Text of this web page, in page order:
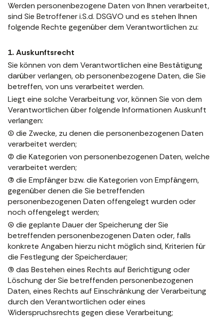
Werden personenbezogene Daten von Ihnen verarbeitet,
sind Sie Betroffener i.S.d. DSGVO und es stehen Ihnen
folgende Rechte gegenüber dem Verantwortlichen zu:
1. Auskunftsrecht
Sie können von dem Verantwortlichen eine Bestätigung
darüber verlangen, ob personenbezogene Daten, die Sie
betreffen, von uns verarbeitet werden.
Liegt eine solche Verarbeitung vor, können Sie von dem
Verantwortlichen über folgende Informationen Auskunft
verlangen:
(1) die Zwecke, zu denen die personenbezogenen Daten
verarbeitet werden;
(2) die Kategorien von personenbezogenen Daten, welche
verarbeitet werden;
(3) die Empfänger bzw. die Kategorien von Empfängern,
gegenüber denen die Sie betreffenden
personenbezogenen Daten offengelegt wurden oder
noch offengelegt werden;
(4) die geplante Dauer der Speicherung der Sie
betreffenden personenbezogenen Daten oder, falls
konkrete Angaben hierzu nicht möglich sind, Kriterien für
die Festlegung der Speicherdauer;
(5) das Bestehen eines Rechts auf Berichtigung oder
Löschung der Sie betreffenden personenbezogenen
Daten, eines Rechts auf Einschränkung der Verarbeitung
durch den Verantwortlichen oder eines
Widerspruchsrechts gegen diese Verarbeitung;